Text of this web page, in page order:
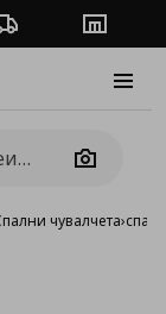
Проследяване на
Camera
чувалчета›